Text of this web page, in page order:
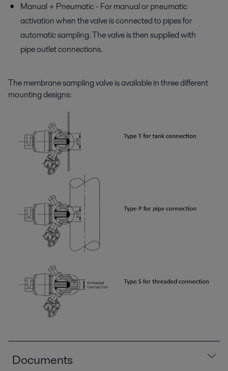
Manual + Pneumatic - For manual or pneumatic
activation when the valve is connected to pipes for
automatic sampling. The valve is then supplied with
pipe outlet connections.
The membrane sampling valve is available in three different
mounting designs:
Documents